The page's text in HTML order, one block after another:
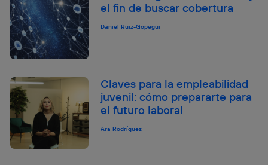
el fin de buscar cobertura
Daniel Ruiz-Gopegui
Claves para la empleabilidad
juvenil: cómo prepararte para
el futuro laboral
Ara Rodríguez